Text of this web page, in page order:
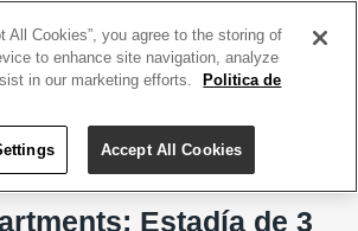
Apartments
Estadía de 3
All Cookies”, you agree to the storing of
to enhance site navigation, analyze
in our marketing efforts.
Politica de
Accept All Cookies